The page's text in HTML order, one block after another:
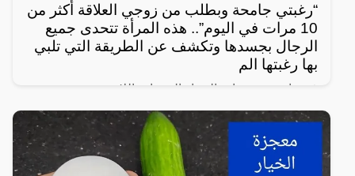
“رغبتي جامحة وبطلب من زوجي العلاقة أكثر من
10 مرات في اليوم”.. هذه المرأة تتحدى جميع
الرجال بجسدها وتكشف عن الطريقة التي تلبي
بها رغبتها الم
في واحدة من نوادر النساء العربيات اللاتي يعشن شهوة
مفرطة في الرغبة بالعلاقة الجنسية، سواءً ضمن علاقة
زوجية مشروعة أو علاقة محرمة مع الرجال، ففي هذا
المقال